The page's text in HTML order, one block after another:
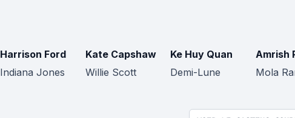
Harrison Ford
Indiana Jones
Kate Capshaw
Willie Scott
Ke Huy Quan
Demi-Lune
Amrish
Mola